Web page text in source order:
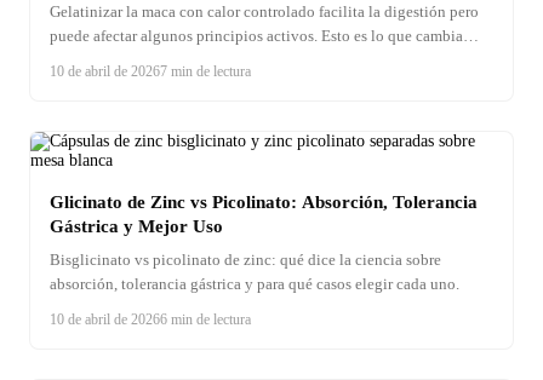
Gelatinizar la maca con calor controlado facilita la digestión pero
puede afectar algunos principios activos. Esto es lo que cambia
10 de abril de 20267 min de lectura
Glicinato de Zinc vs Picolinato: Absorción, Tolerancia
Gástrica y Mejor Uso
Bisglicinato vs picolinato de zinc: qué dice la ciencia sobre
absorción, tolerancia gástrica y para qué casos elegir cada uno.
10 de abril de 20266 min de lectura